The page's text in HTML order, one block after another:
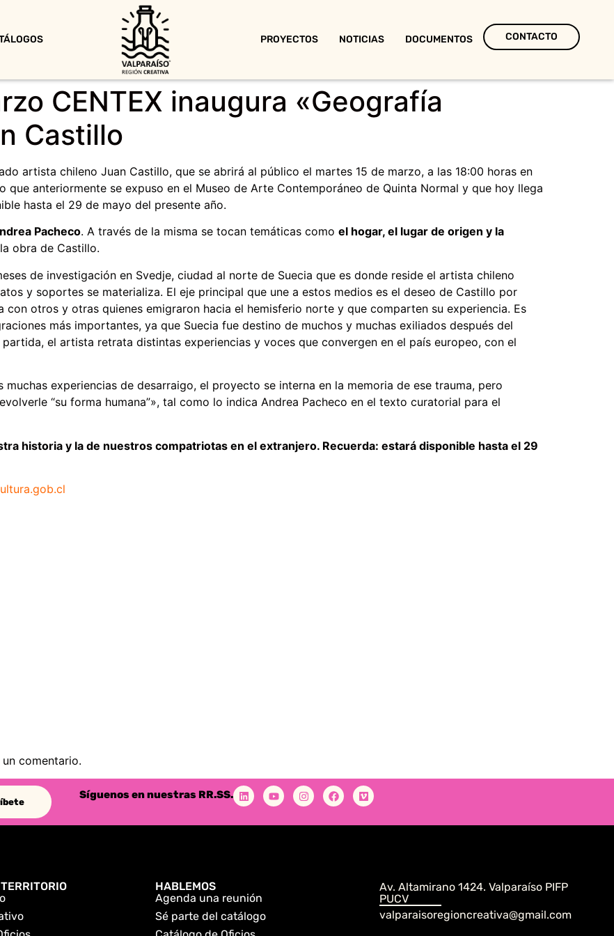
PROYECTOS NOTICIAS DOCUMENTOS CONTACTO
CENTEX inaugura «Geografía
Castillo
artista chileno Juan Castillo, que se abrirá al público el martes 15 de marzo, a las 18:00 horas en
que anteriormente se expuso en el Museo de Arte Contemporáneo de Quinta Normal y que hoy llega
hasta el 29 de mayo del presente año.
Pacheco. A través de la misma se tocan temáticas como el hogar, el lugar de origen y la
obra de Castillo.
de investigación en Svedje, ciudad al norte de Suecia que es donde reside el artista chileno
y soportes se materializa. El eje principal que une a estos medios es el deseo de Castillo por
otros y otras quienes emigraron hacia el hemisferio norte y que comparten su experiencia. Es
más importantes, ya que Suecia fue destino de muchos y muchas exiliados después del
el artista retrata distintas experiencias y voces que convergen en el país europeo, con el
experiencias de desarraigo, el proyecto se interna en la memoria de ese trauma, pero
“su forma humana”», tal como lo indica Andrea Pacheco en el texto curatorial para el
historia y la de nuestros compatriotas en el extranjero. Recuerda: estará disponible hasta el 29
comentario.
Síguenos en nuestras RR.SS.
HABLEMOS
Agenda una reunión
Sé parte del catálogo
Av. Altamirano 1424. Valparaíso PIFP
PUCV
valparaisoregioncreativa@gmail.com